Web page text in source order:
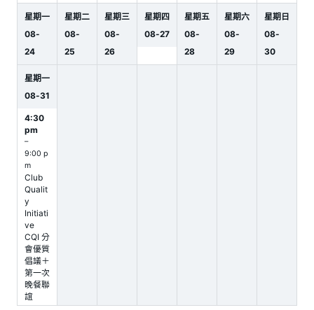
星期一
08-
24
星期二
08-
25
星期三
08-
26
星期四
08-27
星期五
08-
28
星期六
08-
29
星期日
08-
30
星期一
08-31
4:30
pm
–
9:00 p
m
Club
Qualit
y
Initiati
ve
CQI 分
會優質
倡議＋
第一次
晚餐聯
誼